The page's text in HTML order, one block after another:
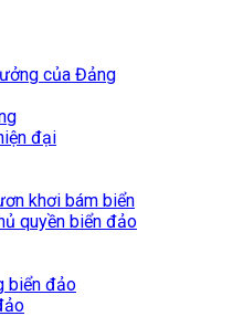
của Đảng
đại
khơi bám biển
quyền biển đảo
biển đảo